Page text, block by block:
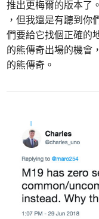
推出更梅爾的版本了
，但我還是有聽到你
們要給它找個正確的
的熊傳奇出場的機會
的熊傳奇。